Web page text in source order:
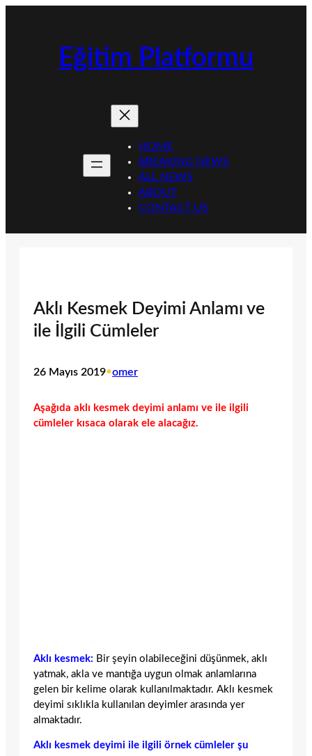
Eğitim Platformu
HOME
BREAKING NEWS
ALL NEWS
ABOUT
CONTACT US
Aklı Kesmek Deyimi Anlamı ve
ile İlgili Cümleler
26 Mayıs 2019•omer
Aşağıda aklı kesmek deyimi anlamı ve ile ilgili
cümleler kısaca olarak ele alacağız.
Aklı kesmek: Bir şeyin olabileceğini düşünmek, aklı
yatmak, akla ve mantığa uygun olmak anlamlarına
gelen bir kelime olarak kullanılmaktadır. Aklı kesmek
deyimi sıklıkla kullanılan deyimler arasında yer
almaktadır.
Aklı kesmek deyimi ile ilgili örnek cümleler şu